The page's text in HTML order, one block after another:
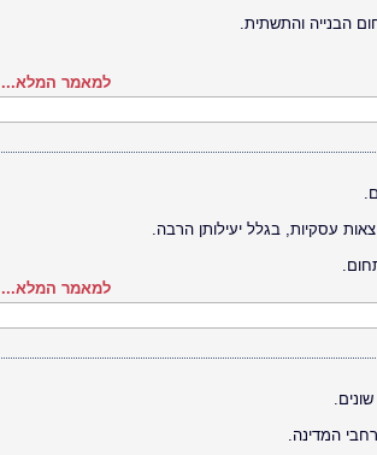
הבנייה והתשתית.
למאמר המלא...
עסקיות, בגלל יעילותן הרבה.
למאמר המלא...
המדינה.